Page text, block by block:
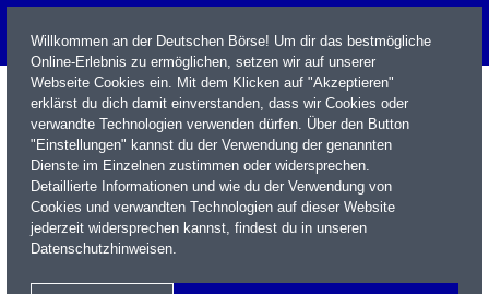
Name / WKN / ISIN / Kürzel
Willkommen an der Deutschen Börse! Um dir das bestmögliche
Online-Erlebnis zu ermöglichen, setzen wir auf unserer
Webseite Cookies ein. Mit dem Klicken auf "Akzeptieren"
erklärst du dich damit einverstanden, dass wir Cookies oder
verwandte Technologien verwenden dürfen. Über den Button
"Einstellungen" kannst du der Verwendung der genannten
Dienste im Einzelnen zustimmen oder widersprechen.
Detaillierte Informationen und wie du der Verwendung von
Cookies und verwandten Technologien auf dieser Website
jederzeit widersprechen kannst, findest du in unseren
Datenschutzhinweisen.